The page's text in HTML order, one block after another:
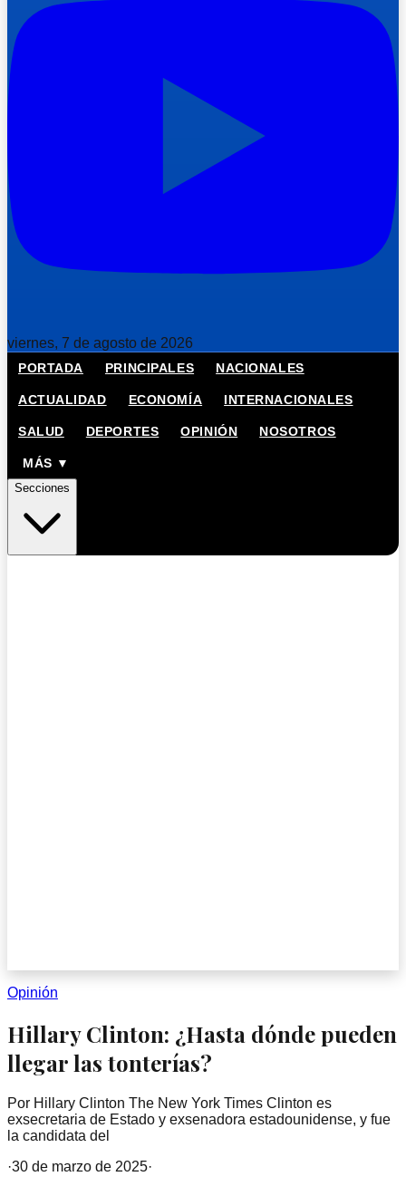
viernes, 7 de agosto de 2026
PORTADA PRINCIPALES NACIONALES
ACTUALIDAD ECONOMÍA INTERNACIONALES
SALUD DEPORTES OPINIÓN NOSOTROS
MÁS ▼
Secciones
Opinión
Hillary Clinton: ¿Hasta dónde pueden
llegar las tonterías?
Por Hillary Clinton The New York Times Clinton es
exsecretaria de Estado y exsenadora estadounidense, y fue
la candidata del
·30 de marzo de 2025·